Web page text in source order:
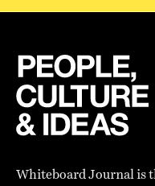
Whiteboard Journal is